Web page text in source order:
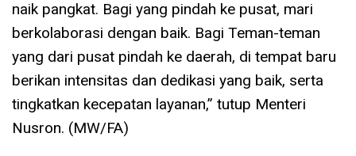
naik pangkat. Bagi yang pindah ke pusat, mari
berkolaborasi dengan baik. Bagi Teman-teman
yang dari pusat pindah ke daerah, di tempat baru
berikan intensitas dan dedikasi yang baik, serta
tingkatkan kecepatan layanan,” tutup Menteri
Nusron. (MW/FA)